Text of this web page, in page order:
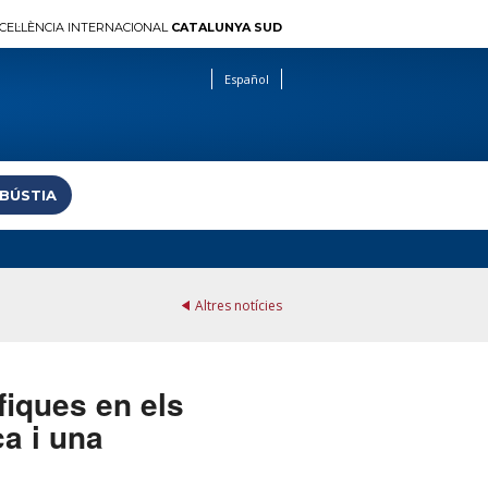
INTERNACIONAL CATALUNYA SUD
Español
Altres notícies
en els
i una